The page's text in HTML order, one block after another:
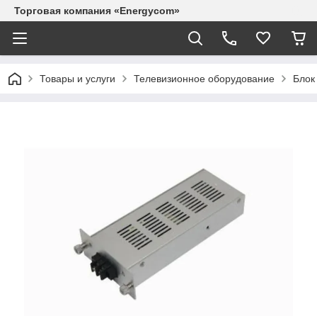
Торговая компания «Energycom»
Товары и услуги Телевизионное оборудование